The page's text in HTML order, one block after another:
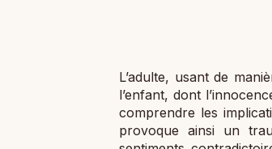
L’adulte, usant de
l’enfant, dont
comprendre les
provoque ainsi un